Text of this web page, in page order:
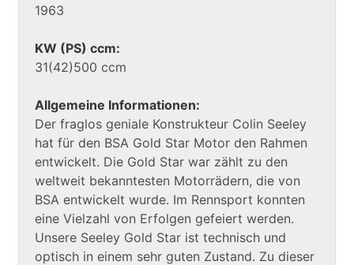
1963
KW (PS) ccm:
31(42)500 ccm
Allgemeine Informationen:
Der fraglos geniale Konstrukteur Colin Seeley
hat für den BSA Gold Star Motor den Rahmen
entwickelt. Die Gold Star war zählt zu den
weltweit bekanntesten Motorrädern, die von
BSA entwickelt wurde. Im Rennsport konnten
eine Vielzahl von Erfolgen gefeiert werden.
Unsere Seeley Gold Star ist technisch und
optisch in einem sehr guten Zustand. Zu dieser